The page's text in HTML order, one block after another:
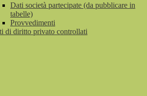
Dati società partecipate (da pubblicare in
tabelle)
Provvedimenti
di diritto privato controllati